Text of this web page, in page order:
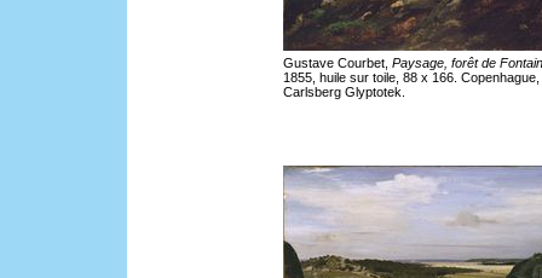
Gustave Courbet, Paysage, forêt de
1855, huile sur toile, 88 x 166.
Carlsberg Glyptotek.